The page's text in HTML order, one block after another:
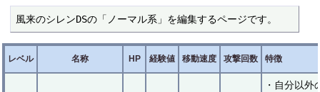
風来のシレンDSの「ノーマル系」を編集するページです。
レベル 名称 HP 経験値 移動速度 攻撃回数 特徴
・自分以外